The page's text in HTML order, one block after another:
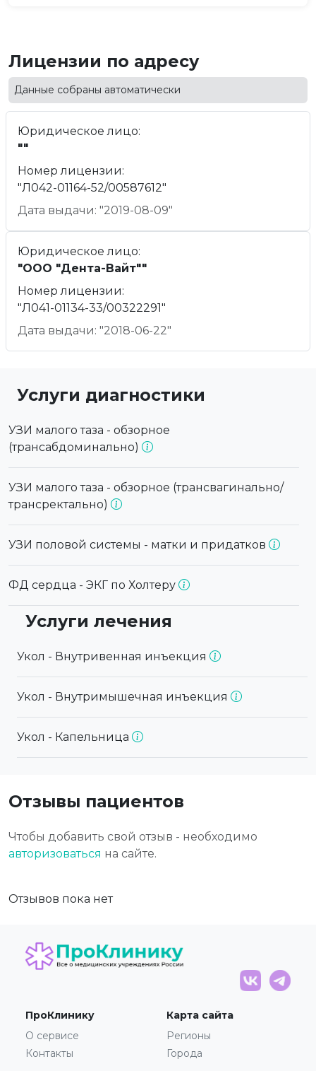
Лицензии по адресу
Данные собраны автоматически
Юридическое лицо:
""
Номер лицензии:
"Л042-01164-52/00587612"
Дата выдачи: "2019-08-09"
Юридическое лицо:
"ООО "Дента-Вайт""
Номер лицензии:
"Л041-01134-33/00322291"
Дата выдачи: "2018-06-22"
Услуги диагностики
УЗИ малого таза - обзорное
(трансабдоминально)
УЗИ малого таза - обзорное (трансвагинально/
трансректально)
УЗИ половой системы - матки и придатков
ФД сердца - ЭКГ по Холтеру
Услуги лечения
Укол - Внутривенная инъекция
Укол - Внутримышечная инъекция
Укол - Капельница
Отзывы пациентов
Чтобы добавить свой отзыв - необходимо
авторизоваться на сайте.
Отзывов пока нет
ПроКлинику
О сервисе
Контакты
Карта сайта
Регионы
Города